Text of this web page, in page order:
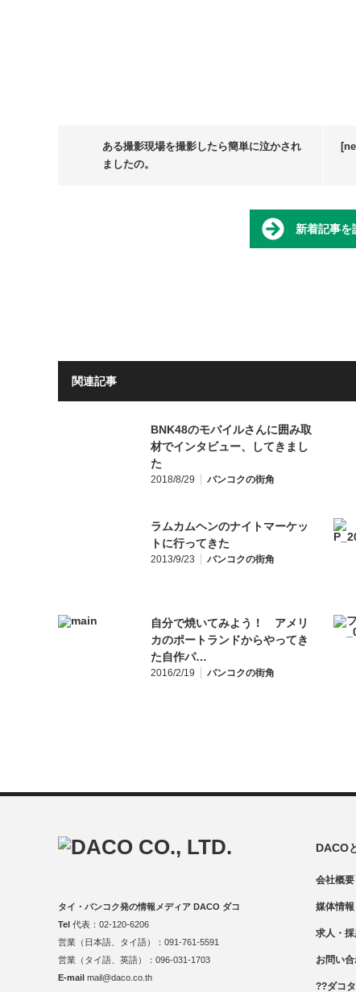
ある撮影現場を撮影したら簡単に泣かされ
ましたの。
新着記事
関連記事
BNK48のモバイルさんに囲み取
材でインタビュー、してきまし
た
2018/8/29 バンコクの街角
ラムカムヘンのナイトマーケッ
トに行ってきた
2013/9/23 バンコクの街角
自分で焼いてみよう！ アメリ
カのポートランドからやってき
た自作パ…
2016/2/19 バンコクの街角
DACO
会社概要
媒体情報
求人・
お問い
??ダコ
タイ・バンコク発の情報メディア DACO ダコ
Tel 代表：02-120-6206
営業（日本語、タイ語）：091-761-5591
営業（タイ語、英語）：096-031-1703
E-mail mail@daco.co.th